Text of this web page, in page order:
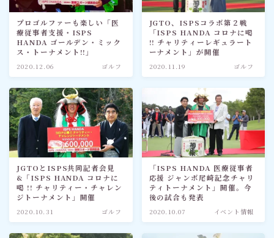
神道・宗教
社会情勢
おすすめ記事
プロゴルファーも楽しい「医
療従事者支援・ISPS
HANDA ゴールデン・ミック
ス・トーナメント!!」
2020.12.06 ゴルフ
JGTO、ISPSコラボ第２戦
「ISPS HANDA コロナに喝
!! チャリティーレギュラート
ーナメント」が開催
2020.11.19 ゴルフ
JGTOとISPS共同記者会見
&「ISPS HANDA コロナに
喝 !! チャリティー・チャレン
ジトーナメント」開催
2020.10.31 ゴルフ
「ISPS HANDA 医療従事者
応援 ジャンボ尾崎記念チャリ
ティトーナメント」開催。今
後の試合も発表
2020.10.07 イベント情報